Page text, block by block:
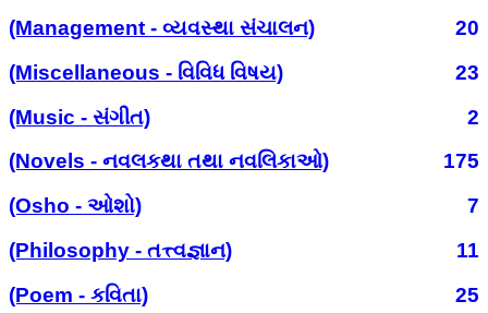
(Management - વ્યવસ્થા સંચાલન)
20
(Miscellaneous - વિવિધ વિષય)
23
(Music - સંગીત)
2
(Novels - નવલકથા તથા નવલિકાઓ)
175
(Osho - ઓશો)
7
(Philosophy - તત્ત્વજ્ઞાન)
11
(Poem - કવિતા)
25